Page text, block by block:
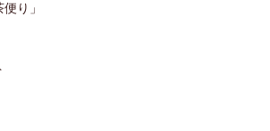
り」